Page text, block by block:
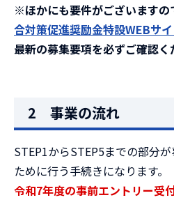
※ほかにも要件がございますの
合対策促進奨励金特設WEBサ
最新の募集要項を必ずご確認く
2 事業の流れ
STEP1からSTEP5までの部分
ために行う手続きになります。
令和7年度の事前エントリー受